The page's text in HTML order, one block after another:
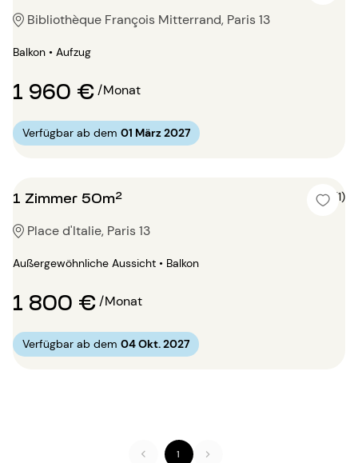
Bibliothèque François Mitterrand, Paris 13
Balkon • Aufzug
1 960 €/Monat
Verfügbar ab dem 01 März 2027
1 Zimmer 50m² 5 (1)
Place d'Italie, Paris 13
Außergewöhnliche Aussicht • Balkon
1 800 €/Monat
Verfügbar ab dem 04 Okt. 2027
1